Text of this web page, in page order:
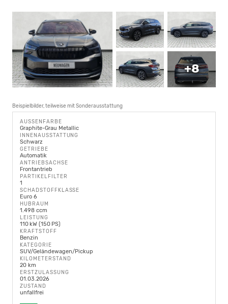
+8
Beispielbilder, teilweise mit Sonderausstattung
AUSSENFARBE
Graphite-Grau Metallic
INNENAUSSTATTUNG
Schwarz
GETRIEBE
Automatik
ANTRIEBSACHSE
Frontantrieb
PARTIKELFILTER
1
SCHADSTOFFKLASSE
Euro 6
HUBRAUM
1.498 ccm
LEISTUNG
110 kW (150 PS)
KRAFTSTOFF
Benzin
KATEGORIE
SUV/Geländewagen/Pickup
KILOMETERSTAND
20 km
ERSTZULASSUNG
01.03.2026
ZUSTAND
unfallfrei